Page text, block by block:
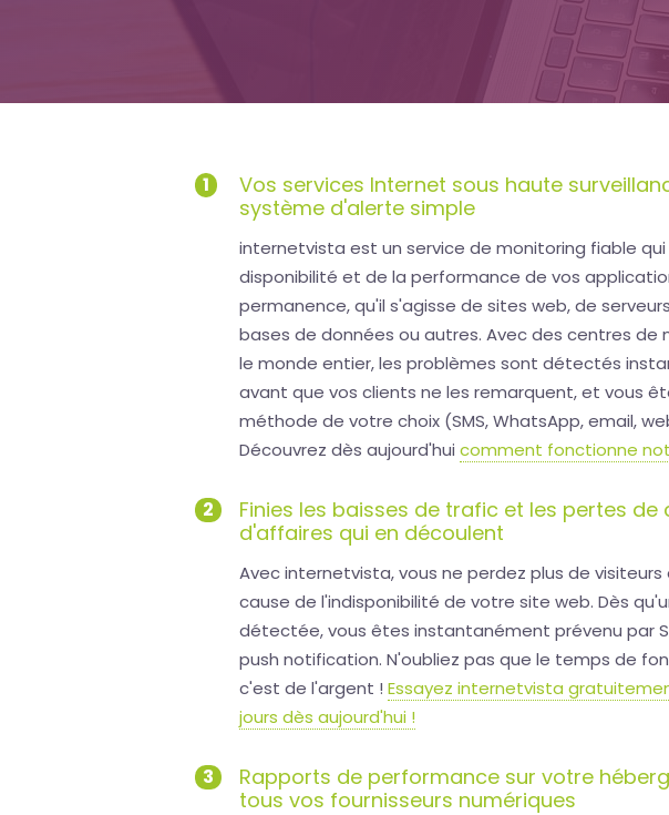
Uptime
is
1
Vos services Internet sous haute
système d'alerte simple
internetvista est un service de monitoring fiable qui
disponibilité et de la performance de vos
permanence, qu'il s'agisse de sites web, de
bases de données ou autres. Avec des centres de
le monde entier, les problèmes sont détectés
avant que vos clients ne les remarquent, et vous
méthode de votre choix (SMS, WhatsApp, email,
Découvrez dès aujourd'hui comment fonctionne
2
Finies les baisses de trafic et les pertes de
d'affaires qui en découlent
Avec internetvista, vous ne perdez plus de
cause de l'indisponibilité de votre site web. Dès
détectée, vous êtes instantanément prévenu par
push notification. N'oubliez pas que le temps de
c'est de l'argent ! Essayez internetvista
jours dès aujourd'hui !
3
Rapports de performance sur votre
tous vos fournisseurs numériques